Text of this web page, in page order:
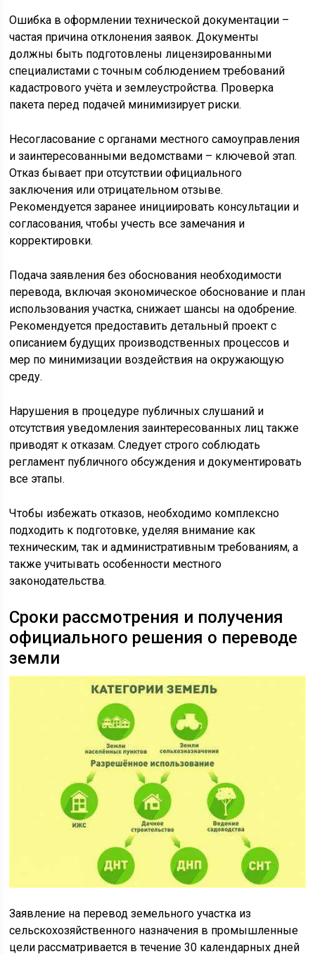
Ошибка в оформлении технической документации –
частая причина отклонения заявок. Документы
должны быть подготовлены лицензированными
специалистами с точным соблюдением требований
кадастрового учёта и землеустройства. Проверка
пакета перед подачей минимизирует риски.
Несогласование с органами местного самоуправления
и заинтересованными ведомствами – ключевой этап.
Отказ бывает при отсутствии официального
заключения или отрицательном отзыве.
Рекомендуется заранее инициировать консультации и
согласования, чтобы учесть все замечания и
корректировки.
Подача заявления без обоснования необходимости
перевода, включая экономическое обоснование и план
использования участка, снижает шансы на одобрение.
Рекомендуется предоставить детальный проект с
описанием будущих производственных процессов и
мер по минимизации воздействия на окружающую
среду.
Нарушения в процедуре публичных слушаний и
отсутствия уведомления заинтересованных лиц также
приводят к отказам. Следует строго соблюдать
регламент публичного обсуждения и документировать
все этапы.
Чтобы избежать отказов, необходимо комплексно
подходить к подготовке, уделяя внимание как
техническим, так и административным требованиям, а
также учитывать особенности местного
законодательства.
Сроки рассмотрения и получения
официального решения о переводе
земли
Заявление на перевод земельного участка из
сельскохозяйственного назначения в промышленные
цели рассматривается в течение 30 календарных дней